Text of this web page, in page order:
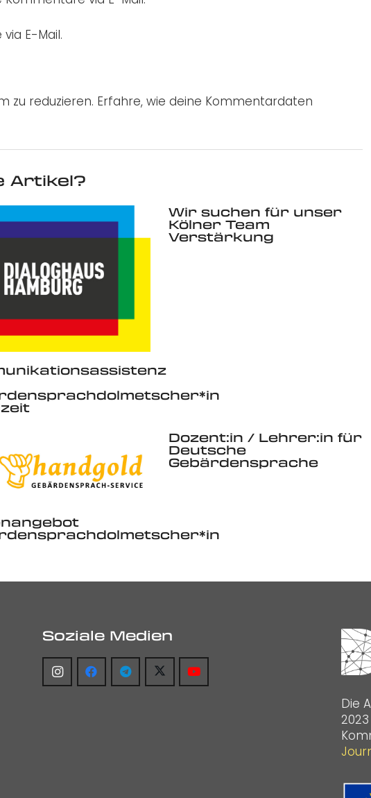
E-Mail.
zu reduzieren. Erfahre, wie deine Kommentardaten
Artikel?
Wir suchen für unser
Kölner Team
Verstärkung
Dozent:in / Lehrer:in für
Deutsche
Gebärdensprache
Soziale Medien
Die